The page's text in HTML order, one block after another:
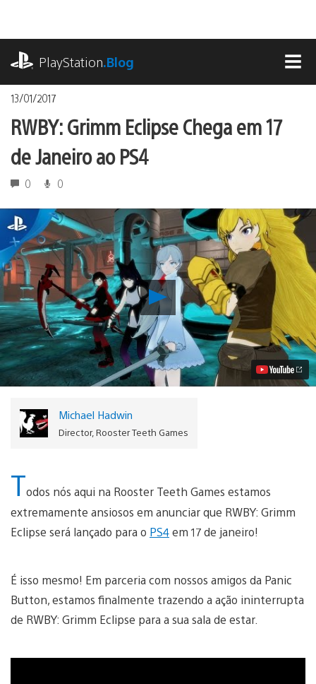
o
conteúdoPlayStation.Blog
13/01/2017
RWBY: Grimm Eclipse Chega em 17
de Janeiro ao PS4
0 0
Reproduzir
RWBY:
Grimm
Eclipse
Chega
em
17
de
Vídeo
Michael Hadwin
Director, Rooster Teeth Games
Todos nós aqui na Rooster Teeth Games estamos
extremamente ansiosos em anunciar que RWBY: Grimm
Eclipse será lançado para o PS4em 17 de janeiro!
É isso mesmo! Em parceria com nossos amigos da Panic
Button, estamos finalmente trazendo a ação ininterrupta
de RWBY: Grimm Eclipse para a sua sala de estar.